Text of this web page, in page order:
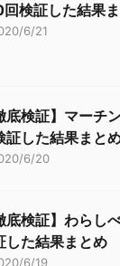
検証した結果
6/21
底検証】マーチ
証した結果まと
6/20
底検証】わらし
した結果まとめ
6/19